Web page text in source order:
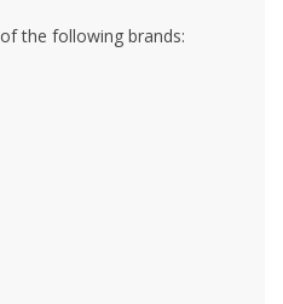
the following brands: